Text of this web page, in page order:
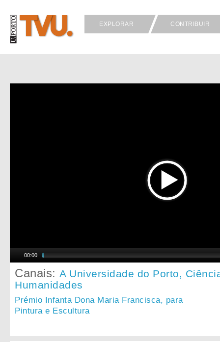
EXPLORAR CONTRIBUIR
00:00
Canais: A Universidade do Porto,
Humanidades
Prémio Infanta Dona Maria Francisca, para
Pintura e Escultura